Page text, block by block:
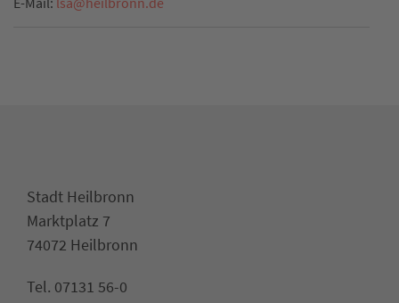
Stadt Heilbronn
Marktplatz 7
74072 Heilbronn
Tel. 07131 56-0